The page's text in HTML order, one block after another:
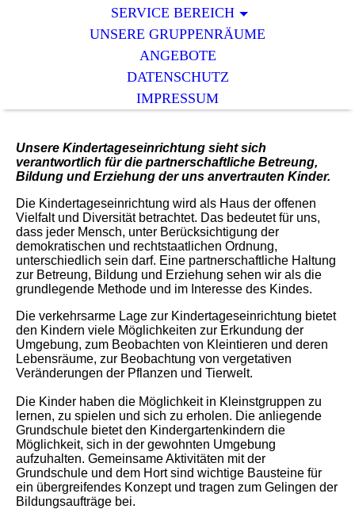
SERVICE BEREICH
UNSERE GRUPPENRÄUME
ANGEBOTE
DATENSCHUTZ
IMPRESSUM
Unsere Kindertageseinrichtung sieht sich
verantwortlich für die partnerschaftliche Betreung,
Bildung und Erziehung der uns anvertrauten Kinder.
Die Kindertageseinrichtung wird als Haus der offenen
Vielfalt und Diversität betrachtet. Das bedeutet für uns,
dass jeder Mensch, unter Berücksichtigung der
demokratischen und rechtstaatlichen Ordnung,
unterschiedlich sein darf. Eine partnerschaftliche Haltung
zur Betreung, Bildung und Erziehung sehen wir als die
grundlegende Methode und im Interesse des Kindes.
Die verkehrsarme Lage zur Kindertageseinrichtung bietet
den Kindern viele Möglichkeiten zur Erkundung der
Umgebung, zum Beobachten von Kleintieren und deren
Lebensräume, zur Beobachtung von vergetativen
Veränderungen der Pflanzen und Tierwelt.
Die Kinder haben die Möglichkeit in Kleinstgruppen zu
lernen, zu spielen und sich zu erholen. Die anliegende
Grundschule bietet den Kindergartenkindern die
Möglichkeit, sich in der gewohnten Umgebung
aufzuhalten. Gemeinsame Aktivitäten mit der
Grundschule und dem Hort sind wichtige Bausteine für
ein übergreifendes Konzept und tragen zum Gelingen der
Bildungsaufträge bei.